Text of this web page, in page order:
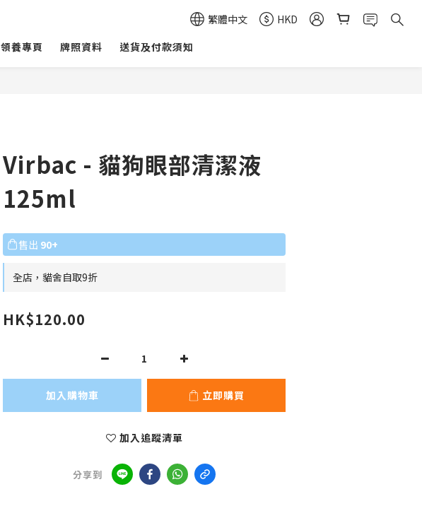
繁體中文
HKD
領養專頁 牌照資料 送貨及付款須知
Virbac - 貓狗眼部清潔液
125ml
售出 90+
全店，貓舍自取9折
HK$120.00
加入購物車 立即購買
加入追蹤清單
分享到